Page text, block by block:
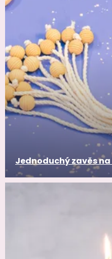
Jednoduchý zavěs